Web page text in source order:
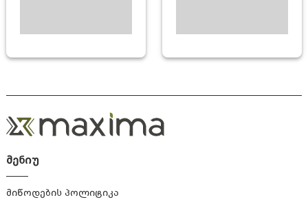
მენიუ
მიწოდების პოლიტიკა